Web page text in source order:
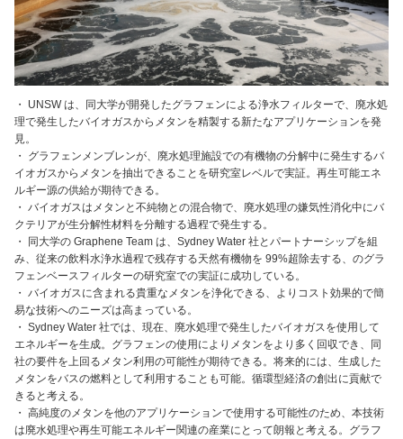
・ UNSW は、同大学が開発したグラフェンによる浄水フィルターで、廃水処
理で発生したバイオガスからメタンを精製する新たなアプリケーションを発
見。
・ グラフェンメンブレンが、廃水処理施設での有機物の分解中に発生するバ
イオガスからメタンを抽出できることを研究室レベルで実証。再生可能エネ
ルギー源の供給が期待できる。
・ バイオガスはメタンと不純物との混合物で、廃水処理の嫌気性消化中にバ
クテリアが生分解性材料を分離する過程で発生する。
・ 同大学の Graphene Team は、Sydney Water 社とパートナーシップを組
み、従来の飲料水浄水過程で残存する天然有機物を 99%超除去する、のグラ
フェンベースフィルターの研究室での実証に成功している。
・ バイオガスに含まれる貴重なメタンを浄化できる、よりコスト効果的で簡
易な技術へのニーズは高まっている。
・ Sydney Water 社では、現在、廃水処理で発生したバイオガスを使用して
エネルギーを生成。グラフェンの使用によりメタンをより多く回収でき、同
社の要件を上回るメタン利用の可能性が期待できる。将来的には、生成した
メタンをバスの燃料として利用することも可能。循環型経済の創出に貢献で
きると考える。
・ 高純度のメタンを他のアプリケーションで使用する可能性のため、本技術
は廃水処理や再生可能エネルギー関連の産業にとって朗報と考える。グラフ